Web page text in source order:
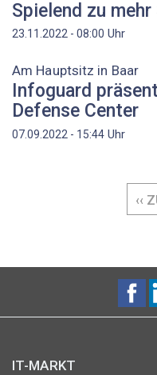
Spielend zu
23.11.2022 - 08:00 Uhr
Am Hauptsitz in Baar
Infoguard
Defense Center
07.09.2022 - 15:44 Uhr
‹‹
IT-MARKT